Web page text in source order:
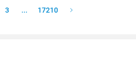
3 ... 17210